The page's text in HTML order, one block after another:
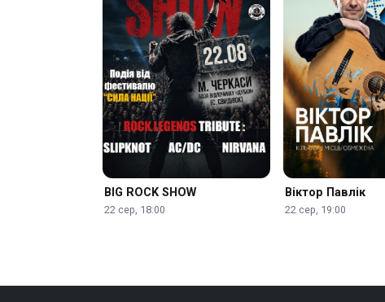
BIG ROCK SHOW
22 сер, 18:00
Віктор Павлік
22 сер, 19:00